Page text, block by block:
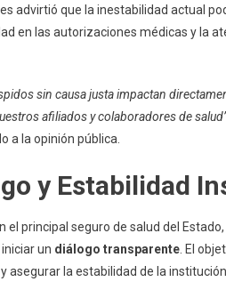
Institucional
advirtió que la inestabilidad actual
en las autorizaciones médicas y la
sin causa justa impactan
afiliados y colaboradores de
a la opinión pública.
y Estabilidad
el principal seguro de salud del
un diálogo transparente. El
asegurar la estabilidad de la